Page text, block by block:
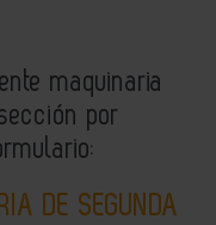
maquinaria
por
DE SEGUNDA